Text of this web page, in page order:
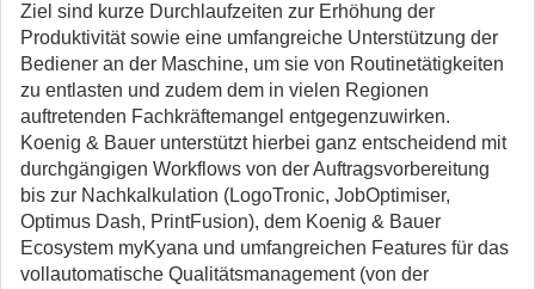
Ziel sind kurze Durchlaufzeiten zur Erhöhung der
Produktivität sowie eine umfangreiche Unterstützung der
Bediener an der Maschine, um sie von Routinetätigkeiten
zu entlasten und zudem dem in vielen Regionen
auftretenden Fachkräftemangel entgegenzuwirken.
Koenig & Bauer unterstützt hierbei ganz entscheidend mit
durchgängigen Workflows von der Auftragsvorbereitung
bis zur Nachkalkulation (LogoTronic, JobOptimiser,
Optimus Dash, PrintFusion), dem Koenig & Bauer
Ecosystem myKyana und umfangreichen Features für das
vollautomatische Qualitätsmanagement (von der